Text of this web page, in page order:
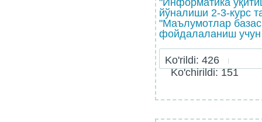
"Информатика
йўналиши 2-3-курс
"Маълумотлар
фойдалаланиш учун
Ko'rildi: 426
Ko'chirildi: 151